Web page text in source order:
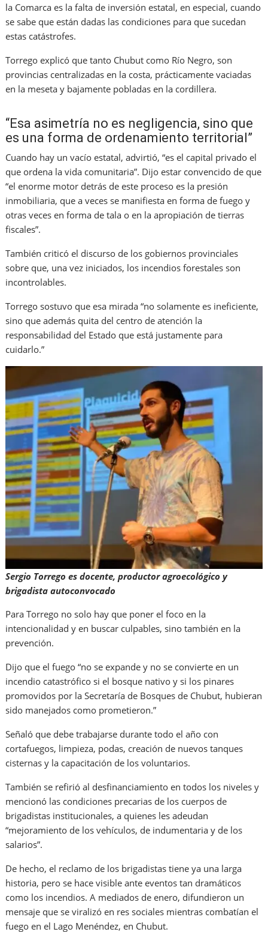
la Comarca es la falta de inversión estatal, en especial, cuando
se sabe que están dadas las condiciones para que sucedan
estas catástrofes.
Torrego explicó que tanto Chubut como Río Negro, son
provincias centralizadas en la costa, prácticamente vaciadas
en la meseta y bajamente pobladas en la cordillera.
“Esa asimetría no es negligencia, sino que
es una forma de ordenamiento territorial”
Cuando hay un vacío estatal, advirtió, “es el capital privado el
que ordena la vida comunitaria”. Dijo estar convencido de que
“el enorme motor detrás de este proceso es la presión
inmobiliaria, que a veces se manifiesta en forma de fuego y
otras veces en forma de tala o en la apropiación de tierras
fiscales”.
También criticó el discurso de los gobiernos provinciales
sobre que, una vez iniciados, los incendios forestales son
incontrolables.
Torrego sostuvo que esa mirada “no solamente es ineficiente,
sino que además quita del centro de atención la
responsabilidad del Estado que está justamente para
cuidarlo.”
Sergio Torrego es docente, productor agroecológico y
brigadista autoconvocado
Para Torrego no solo hay que poner el foco en la
intencionalidad y en buscar culpables, sino también en la
prevención.
Dijo que el fuego “no se expande y no se convierte en un
incendio catastrófico si el bosque nativo y si los pinares
promovidos por la Secretaría de Bosques de Chubut, hubieran
sido manejados como prometieron.”
Señaló que debe trabajarse durante todo el año con
cortafuegos, limpieza, podas, creación de nuevos tanques
cisternas y la capacitación de los voluntarios.
También se refirió al desfinanciamiento en todos los niveles y
mencionó las condiciones precarias de los cuerpos de
brigadistas institucionales, a quienes les adeudan
“mejoramiento de los vehículos, de indumentaria y de los
salarios”.
De hecho, el reclamo de los brigadistas tiene ya una larga
historia, pero se hace visible ante eventos tan dramáticos
como los incendios. A mediados de enero, difundieron un
mensaje que se viralizó en res sociales mientras combatían el
fuego en el Lago Menéndez, en Chubut.